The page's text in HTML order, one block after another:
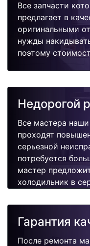
Все запчасти
предлагает в
оригинальными
нужды
поэтому
Недорогой
Все мастера
проходят
серьезной
потребуется
мастер
холодильник в
Гарантия
После ремонта